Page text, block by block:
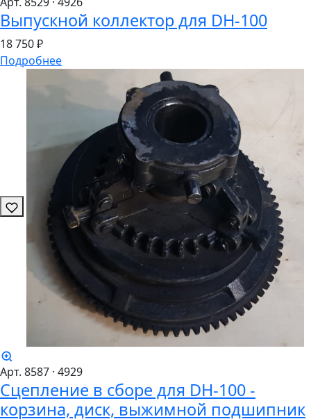
Выпускной коллектор для DH-100
18750 ₽
Подробнее
Арт. 8587 · 4929
Сцепление в сборе для DH-100 -
корзина, диск, выжимной подшипник